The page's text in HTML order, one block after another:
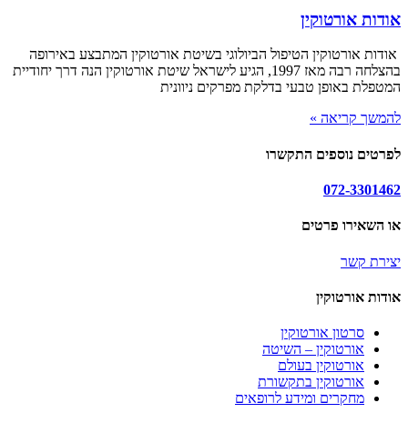
אודות אורטוקין
אודות אורטוקין הטיפול הביולוגי בשיטת אורטוקין המתבצע באירופה
בהצלחה רבה מאז 1997, הגיע לישראל שיטת אורטוקין הנה דרך יחודיית
המטפלת באופן טבעי בדלקת מפרקים ניוונית
להמשך קריאה »
לפרטים נוספים התקשרו
072-3301462
או השאירו פרטים
יצירת קשר
אודות אורטוקין
סרטון אורטוקין
אורטוקין – השיטה
אורטוקין בעולם
אורטוקין בתקשורת
מחקרים ומידע לרופאים